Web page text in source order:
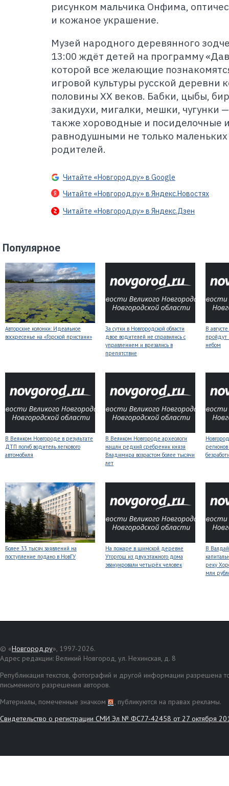
рисунком мальчика Онфима,
и кожаное украшение.
Музей народного деревянного
13:00 ждёт детей на программу
которой все желающие
игровой культуры русской деревни
половины XX веков. Бабки, цыбы,
закидухи, мигалки, мешки, чугунки
также хороводные и посиделочные
равнодушными не только маленьких
родителей.
Читайте «Новгород.ру» в Google
Читайте «Новгород.ру» в Яндекс.Новостях
Читайте «Новгород.ру» в Яндекс.Дзен
Популярное
Авторские колонки: Идеальное
воскресенье на «Горской пристани»
За сутки в Новгородской области
двое водителей не справились с
управлением и врезались в
препятствие
В
небом
В Великом Новгороде в результате
ДТП погиб водитель легкового
автомобиля
В Великом Новгороде археологи
нашли редкий сребреник князя
Владимира возрастом более тысячи
лет
Более 33 тысяч заявлений на
поступление подано в НовГУ
На пожаре в шимской деревне
Уторгош из двухэтажного дома
эвакуировали четырёх человек
В
реку
млн
© «Новгород.ру», 1997-2026.
Адрес редакции: Великий Новгород, ул. Нехинская, д. 8
Републикация текстов, фотографий и другой информации разрешена
письменного разрешения авторов.
Материалы, помеченные значком
, публикуются на правах рекламы.
Свидетельство о регистрации СМИ Эл № ФС77-42458 от 27 октября